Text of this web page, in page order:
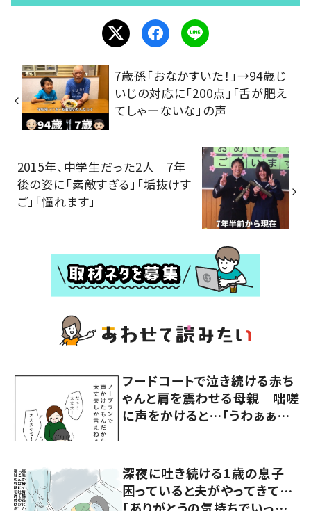
7歳孫「おなかすいた！」→94歳じ
いじの対応に「200点」「舌が肥え
てしゃーないな」の声
2015年、中学生だった2人 7年
後の姿に「素敵すぎる」「垢抜けす
ご」「憧れます」
フードコートで泣き続ける赤ち
ゃんと肩を震わせる母親 咄嗟
に声をかけると…「うわぁぁぁ」
深夜に吐き続ける1歳の息子
困っていると夫がやってきて…
「ありがとうの気持ちでいっぱ